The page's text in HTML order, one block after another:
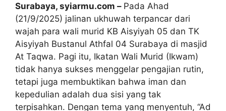
Surabaya, syiarmu.com – Pada Ahad
(21/9/2025) jalinan ukhuwah terpancar dari
wajah para wali murid KB Aisyiyah 05 dan TK
Aisyiyah Bustanul Athfal 04 Surabaya di masjid
At Taqwa. Pagi itu, Ikatan Wali Murid (Ikwam)
tidak hanya sukses menggelar pengajian rutin,
tetapi juga membuktikan bahwa iman dan
kepedulian adalah dua sisi yang tak
terpisahkan. Dengan tema yang menyentuh, “Ad